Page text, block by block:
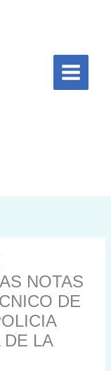
NOTAS
DE
DE LA